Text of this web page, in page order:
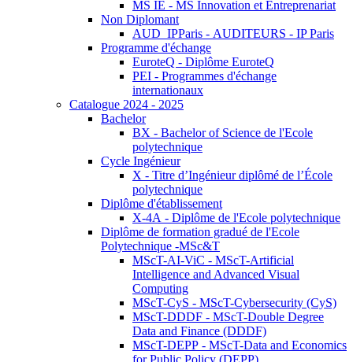
MS IE - MS Innovation et Entreprenariat
Non Diplomant
AUD_IPParis - AUDITEURS - IP Paris
Programme d'échange
EuroteQ - Diplôme EuroteQ
PEI - Programmes d'échange
internationaux
Catalogue 2024 - 2025
Bachelor
BX - Bachelor of Science de l'Ecole
polytechnique
Cycle Ingénieur
X - Titre d’Ingénieur diplômé de l’École
polytechnique
Diplôme d'établissement
X-4A - Diplôme de l'Ecole polytechnique
Diplôme de formation gradué de l'Ecole
Polytechnique -MSc&T
MScT-AI-ViC - MScT-Artificial
Intelligence and Advanced Visual
Computing
MScT-CyS - MScT-Cybersecurity (CyS)
MScT-DDDF - MScT-Double Degree
Data and Finance (DDDF)
MScT-DEPP - MScT-Data and Economics
for Public Policy (DEPP)